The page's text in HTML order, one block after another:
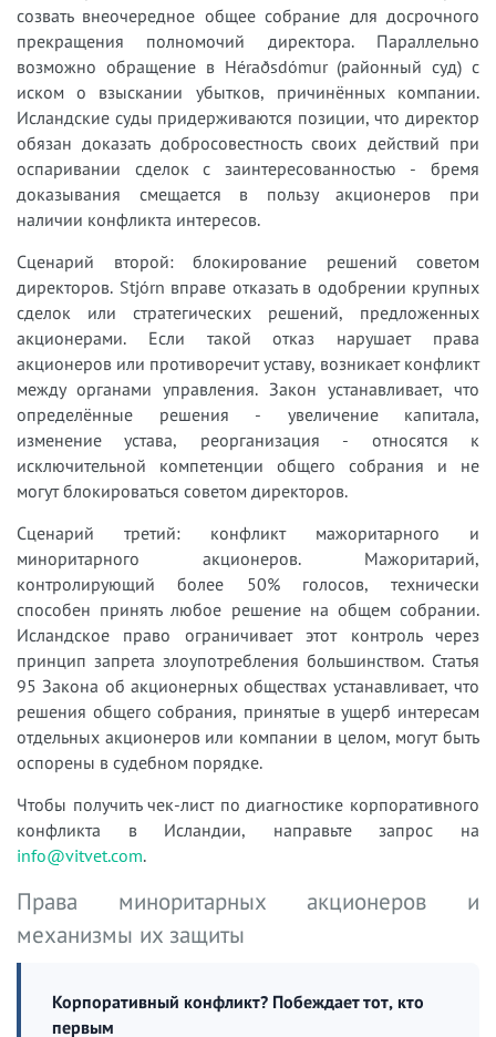
созвать внеочередное общее собрание для досрочного
прекращения полномочий директора. Параллельно
возможно обращение в Héraðsdómur (районный суд) с
иском о взыскании убытков, причинённых компании.
Исландские суды придерживаются позиции, что директор
обязан доказать добросовестность своих действий при
оспаривании сделок с заинтересованностью - бремя
доказывания смещается в пользу акционеров при
наличии конфликта интересов.
Сценарий второй: блокирование решений советом
директоров. Stjórn вправе отказать в одобрении крупных
сделок или стратегических решений, предложенных
акционерами. Если такой отказ нарушает права
акционеров или противоречит уставу, возникает конфликт
между органами управления. Закон устанавливает, что
определённые решения - увеличение капитала,
изменение устава, реорганизация - относятся к
исключительной компетенции общего собрания и не
могут блокироваться советом директоров.
Сценарий третий: конфликт мажоритарного и
миноритарного акционеров. Мажоритарий,
контролирующий более 50% голосов, технически
способен принять любое решение на общем собрании.
Исландское право ограничивает этот контроль через
принцип запрета злоупотребления большинством. Статья
95 Закона об акционерных обществах устанавливает, что
решения общего собрания, принятые в ущерб интересам
отдельных акционеров или компании в целом, могут быть
оспорены в судебном порядке.
Чтобы получить чек-лист по диагностике корпоративного
конфликта в Исландии, направьте запрос на
info@vitvet.com.
Права миноритарных акционеров и
механизмы их защиты
Корпоративный конфликт? Побеждает тот, кто
первым